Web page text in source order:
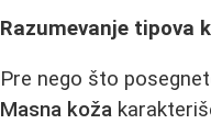
Razumevanje tipova
Pre nego što
Masna koža